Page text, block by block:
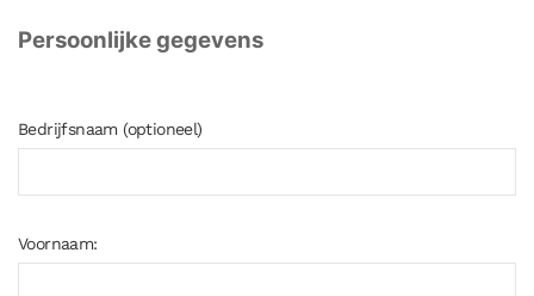
Persoonlijke gegevens
Bedrijfsnaam (optioneel)
Voornaam: